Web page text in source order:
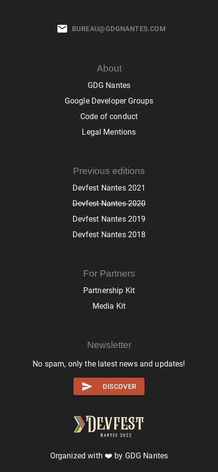
BUREAU@GDGNANTES.COM
About
GDG Nantes
Google Developer Groups
Code of conduct
Legal Mentions
Previous editions
Devfest Nantes 2021
Devfest Nantes 2020
Devfest Nantes 2019
Devfest Nantes 2018
For Partners
Partnership Kit
Media Kit
Newsletter
No spam, only the latest news and updates!
DISCOVER
Organized with ❤️ by GDG Nantes